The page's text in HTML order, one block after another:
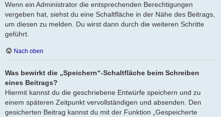
Wenn ein Administrator die entsprechenden Berechtigungen
vergeben hat, siehst du eine Schaltfläche in der Nähe des Beitrags,
um diesen zu melden. Du wirst dann durch die weiteren Schritte
geführt.
Nach oben
Was bewirkt die „Speichern“-Schaltfläche beim Schreiben
eines Beitrags?
Hiermit kannst du die geschriebene Entwürfe speichern und zu
einem späteren Zeitpunkt vervollständigen und absenden. Den
gesicherten Beitrag kannst du mit der Funktion „Gespeicherte